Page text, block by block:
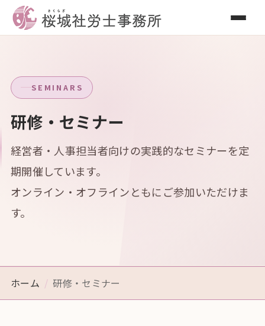
SEMINARS
研修・セミナー
経営者・人事担当者向けの実践的なセミナーを定
期開催しています。
オンライン・オフラインともにご参加いただけま
す。
ホーム 研修・セミナー